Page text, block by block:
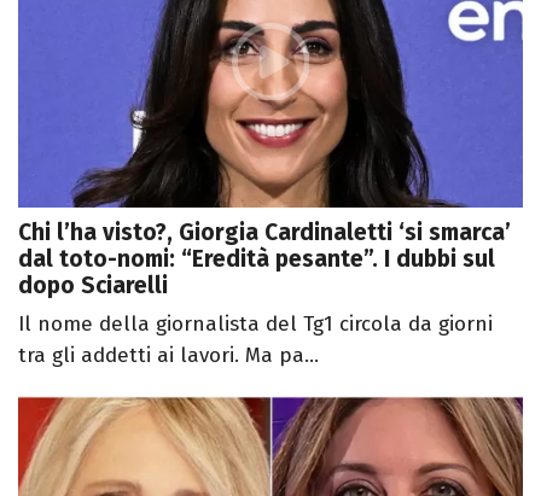
Chi l’ha visto?, Giorgia Cardinaletti ‘si smarca’
dal toto-nomi: “Eredità pesante”. I dubbi sul
dopo Sciarelli
Il nome della giornalista del Tg1 circola da giorni
tra gli addetti ai lavori. Ma pa...